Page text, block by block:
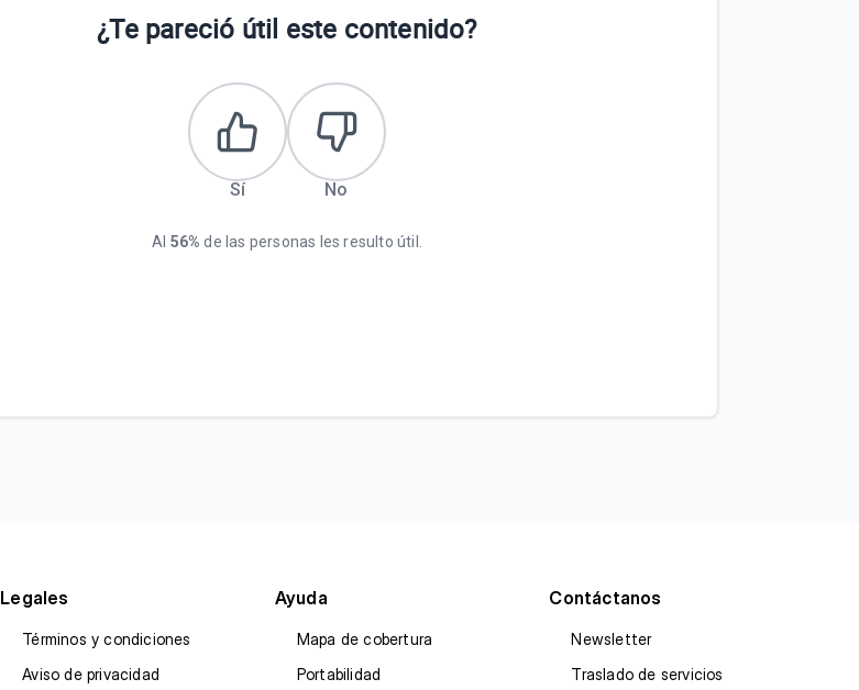
¿Te pareció útil este contenido?
Sí No
Al 56% de las personas les resulto útil.
Legales
Términos y condiciones
Aviso de privacidad
Ayuda
Mapa de cobertura
Portabilidad
Contáctanos
Newsletter
Traslado de servicios